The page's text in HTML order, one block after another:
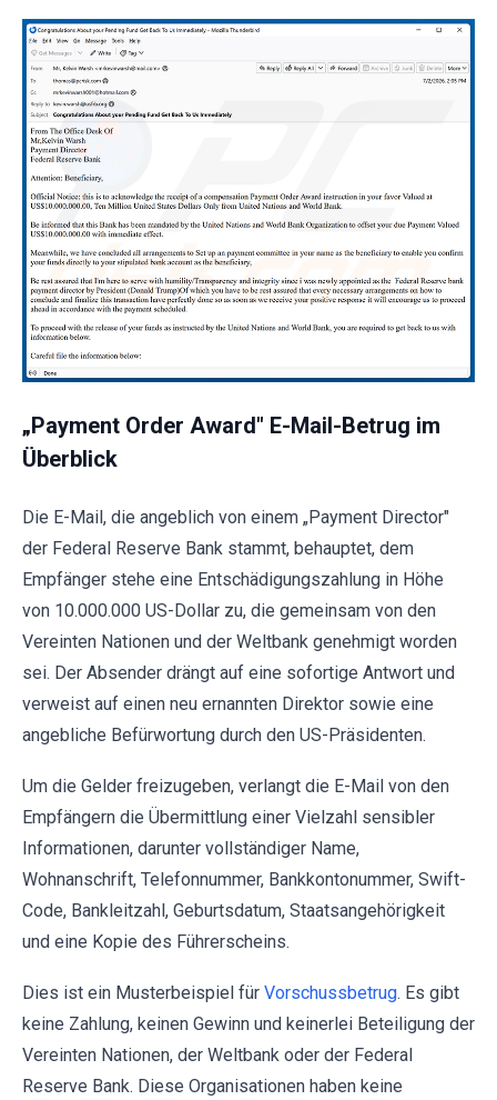
„Payment Order Award" E-Mail-Betrug im
Überblick
Die E-Mail, die angeblich von einem „Payment Director"
der Federal Reserve Bank stammt, behauptet, dem
Empfänger stehe eine Entschädigungszahlung in Höhe
von 10.000.000 US-Dollar zu, die gemeinsam von den
Vereinten Nationen und der Weltbank genehmigt worden
sei. Der Absender drängt auf eine sofortige Antwort und
verweist auf einen neu ernannten Direktor sowie eine
angebliche Befürwortung durch den US-Präsidenten.
Um die Gelder freizugeben, verlangt die E-Mail von den
Empfängern die Übermittlung einer Vielzahl sensibler
Informationen, darunter vollständiger Name,
Wohnanschrift, Telefonnummer, Bankkontonummer, Swift-
Code, Bankleitzahl, Geburtsdatum, Staatsangehörigkeit
und eine Kopie des Führerscheins.
Dies ist ein Musterbeispiel für Vorschussbetrug. Es gibt
keine Zahlung, keinen Gewinn und keinerlei Beteiligung der
Vereinten Nationen, der Weltbank oder der Federal
Reserve Bank. Diese Organisationen haben keine